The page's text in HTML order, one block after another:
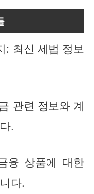
: 최신 세법 정보
관련 정보와 계
.
융 상품에 대한
다.